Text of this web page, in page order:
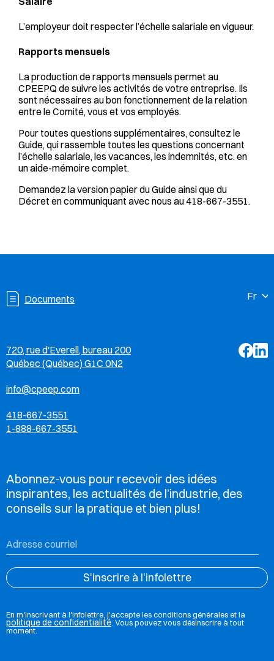
L’employeur doit respecter l’échelle salariale en vigueur.
Rapports mensuels
La production de rapports mensuels permet au
CPEEPQ de suivre les activités de votre entreprise. Ils
sont nécessaires au bon fonctionnement de la relation
entre le Comité, vous et vos employés.
Pour toutes questions supplémentaires, consultez le
Guide, qui rassemble toutes les questions concernant
l’échelle salariale, les vacances, les indemnités, etc. en
un aide-mémoire complet.
Demandez la version papier du Guide ainsi que du
Décret en communiquant avec nous au 418-667-3551.
Documents
720, rue d'Everell, bureau 200
Québec (Québec) G1C 0N2
info@cpeep.com
418-667-3551
1-888-667-3551
Abonnez-vous pour recevoir des idées
inspirantes, les actualités de l’industrie, des
conseils sur la pratique et bien plus!
En m'inscrivant à l'infolettre, j'accepte les conditions générales et la
politique de confidentialité . Vous pouvez vous désinscrire à tout
moment.